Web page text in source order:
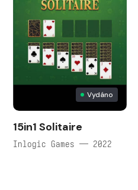
Vydáno
15in1 Solitaire
Inlogic Games — 2022